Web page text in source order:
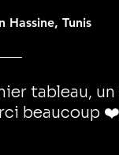
Hassine, Tunis
tableau,
beaucoup